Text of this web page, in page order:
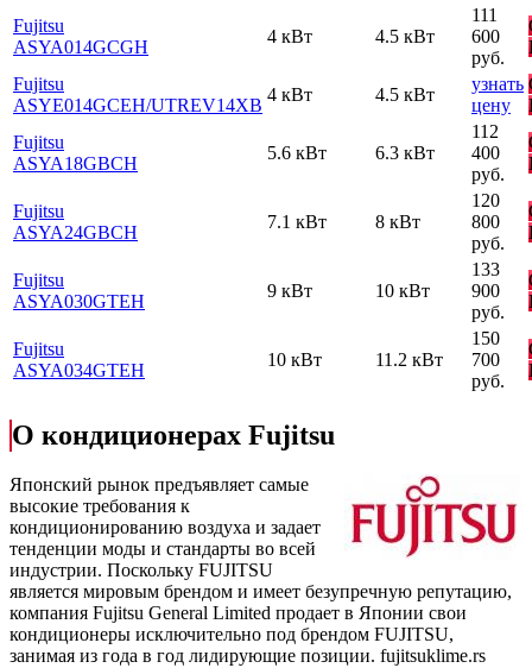
Fujitsu
ASYA014GCGH
4 кВт 4.5 кВт
111
600
руб.
Fujitsu
ASYE014GСEH/UTREV14XB
4 кВт 4.5 кВт
узнать
цену
Fujitsu
ASYA18GВCH
5.6 кВт 6.3 кВт
112
400
руб.
Fujitsu
ASYA24GВCH
7.1 кВт 8 кВт
120
800
руб.
Fujitsu
ASYA030GТЕH
9 кВт 10 кВт
133
900
руб.
Fujitsu
ASYA034GТЕH
10 кВт 11.2 кВт
150
700
руб.
О кондиционерах Fujitsu
Японский рынок предъявляет самые
высокие требования к
кондиционированию воздуха и задает
тенденции моды и стандарты во всей
индустрии. Поскольку FUJITSU
является мировым брендом и имеет безупречную репутацию,
компания Fujitsu General Limited продает в Японии свои
кондиционеры исключительно под брендом FUJITSU,
занимая из года в год лидирующие позиции. fujitsuklime.rs